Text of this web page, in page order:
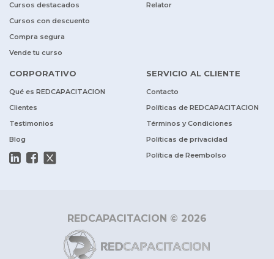
Cursos destacados
Cursos con descuento
Compra segura
Vende tu curso
Relator
CORPORATIVO
Qué es REDCAPACITACION
Clientes
Testimonios
Blog
SERVICIO AL CLIENTE
Contacto
Políticas de REDCAPACITACION
Términos y Condiciones
Políticas de privacidad
Política de Reembolso
REDCAPACITACION © 2026